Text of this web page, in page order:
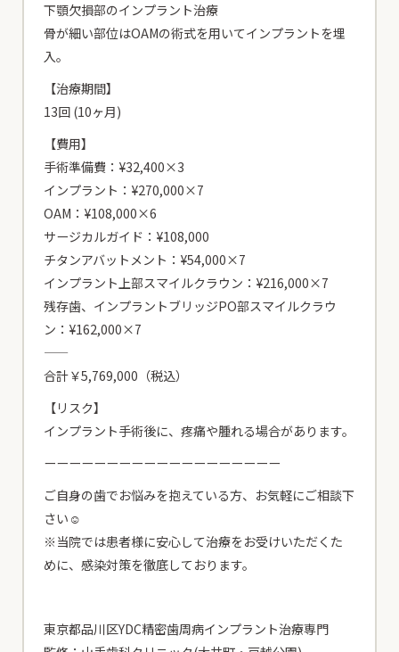
下顎欠損部のインプラント治療
骨が細い部位はOAMの術式を用いてインプラントを埋
入。
【治療期間】
13回 (10ヶ月)
【費用】
手術準備費：¥32,400×3
インプラント：¥270,000×7
OAM：¥108,000×6
サージカルガイド：¥108,000
チタンアバットメント：¥54,000×7
インプラント上部スマイルクラウン：¥216,000×7
残存歯、インプラントブリッジPO部スマイルクラウ
ン：¥162,000×7
——
合計￥5,769,000（税込）
【リスク】
インプラント手術後に、疼痛や腫れる場合があります。
ーーーーーーーーーーーーーーーーーーー
ご自身の歯でお悩みを抱えている方、お気軽にご相談下
さい☺
※当院では患者様に安心して治療をお受けいただくた
めに、感染対策を徹底しております。
東京都品川区YDC精密歯周病インプラント治療専門